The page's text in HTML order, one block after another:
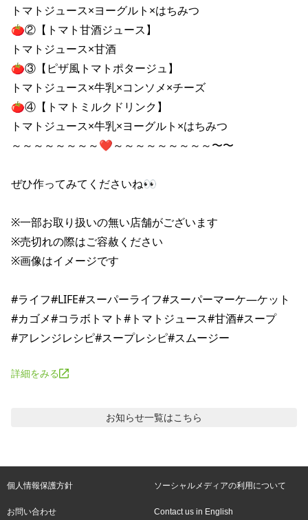
トマトジュース×ヨーグルト×はちみつ
🍅②【トマト甘酒ジュース】
トマトジュース×甘酒
🍅③【ピザ風トマトポタージュ】
トマトジュース×牛乳×コンソメ×チーズ
🍅④【トマトミルクドリンク】
トマトジュース×牛乳×ヨーグルト×はちみつ
～～～～～～～～❤～～～～～～～～～〜〜
ぜひ作ってみてくださいね👀
※一部お取り扱いの無い店舗がございます
※売切れの際はご容赦ください
※画像はイメージです
#ライフ#LIFE#スーパーライフ#スーパーマーケ―ケット
#カゴメ#コラボトマト#トマトジュース#甘酒#スープ
詳細をみる
お知らせ一覧はこちら
個人情報保護方針 ソーシャルメディアの利用について
お問い合わせ Contact us in English